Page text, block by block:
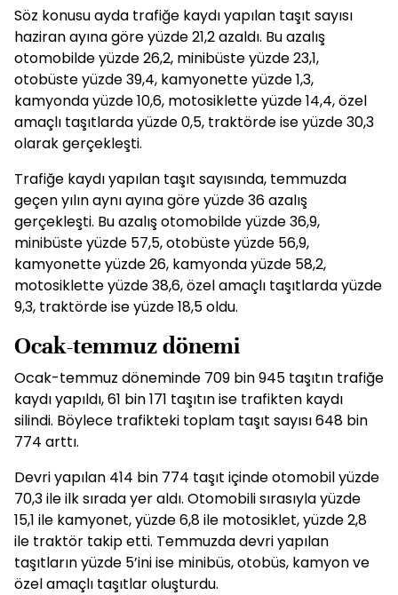
Söz konusu ayda trafiğe kaydı yapılan taşıt sayısı
haziran ayına göre yüzde 21,2 azaldı. Bu azalış
otomobilde yüzde 26,2, minibüste yüzde 23,1,
otobüste yüzde 39,4, kamyonette yüzde 1,3,
kamyonda yüzde 10,6, motosiklette yüzde 14,4, özel
amaçlı taşıtlarda yüzde 0,5, traktörde ise yüzde 30,3
olarak gerçekleşti.
Trafiğe kaydı yapılan taşıt sayısında, temmuzda
geçen yılın aynı ayına göre yüzde 36 azalış
gerçekleşti. Bu azalış otomobilde yüzde 36,9,
minibüste yüzde 57,5, otobüste yüzde 56,9,
kamyonette yüzde 26, kamyonda yüzde 58,2,
motosiklette yüzde 38,6, özel amaçlı taşıtlarda yüzde
9,3, traktörde ise yüzde 18,5 oldu.
Ocak-temmuz dönemi
Ocak-temmuz döneminde 709 bin 945 taşıtın trafiğe
kaydı yapıldı, 61 bin 171 taşıtın ise trafikten kaydı
silindi. Böylece trafikteki toplam taşıt sayısı 648 bin
774 arttı.
Devri yapılan 414 bin 774 taşıt içinde otomobil yüzde
70,3 ile ilk sırada yer aldı. Otomobili sırasıyla yüzde
15,1 ile kamyonet, yüzde 6,8 ile motosiklet, yüzde 2,8
ile traktör takip etti. Temmuzda devri yapılan
taşıtların yüzde 5’ini ise minibüs, otobüs, kamyon ve
özel amaçlı taşıtlar oluşturdu.